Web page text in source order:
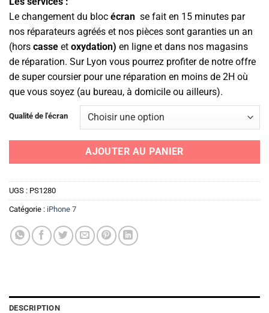
Le changement du bloc écran se fait en 15 minutes par
nos réparateurs agréés et nos pièces sont garanties un an
(hors casse et oxydation) en ligne et dans nos magasins
de réparation. Sur Lyon vous pourrez profiter de notre offre
de super coursier pour une réparation en moins de 2H où
que vous soyez (au bureau, à domicile ou ailleurs).
Qualité de l'écran
AJOUTER AU PANIER
UGS : PS1280
Catégorie : iPhone 7
DESCRIPTION